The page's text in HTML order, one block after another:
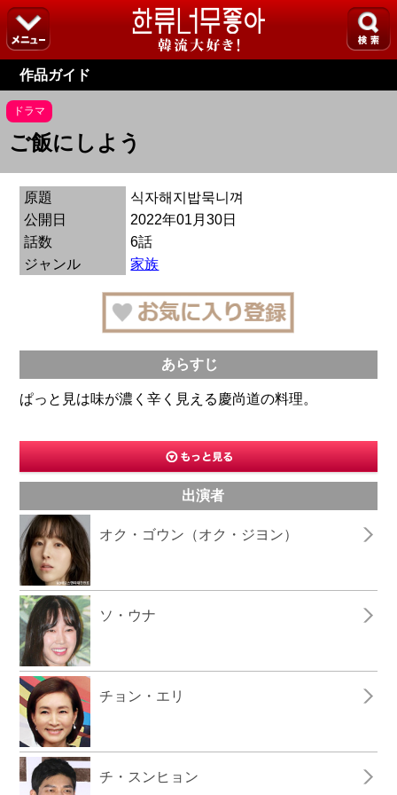
作品ガイド
ドラマ
ご飯にしよう
原題
식자해지밥묵니껴
公開日
2022年01月30日
話数
6話
ジャンル
家族
あらすじ
ぱっと見は味が濃く辛く見える慶尚道の料理。
出演者
オク・ゴウン（オク・ジヨン）
ソ・ウナ
チョン・エリ
チ・スンヒョン